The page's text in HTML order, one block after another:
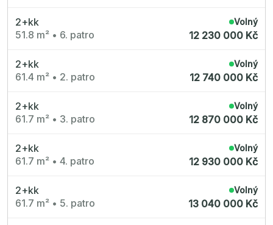
2+kk
51.8 m² • 6. patro
Volný
12 230 000 Kč
2+kk
61.4 m² • 2. patro
Volný
12 740 000 Kč
2+kk
61.7 m² • 3. patro
Volný
12 870 000 Kč
2+kk
61.7 m² • 4. patro
Volný
12 930 000 Kč
2+kk
61.7 m² • 5. patro
Volný
13 040 000 Kč